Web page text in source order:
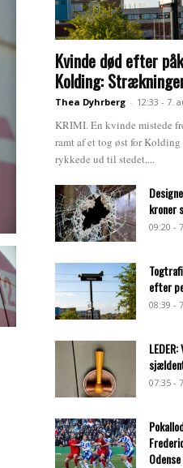
Kvinde død efter
Kolding:
Thea Dyhrberg - 12:33 - 7.
KRIMI. En kvinde mistede
ramt af et tog øst for
rykkede ud til stedet,...
kroner
09:20 -
efter
08:39 -
07:35 -
Odense